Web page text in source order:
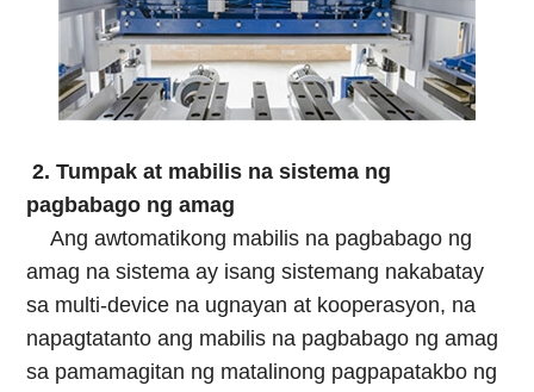
2. Tumpak at mabilis na sistema ng
pagbabago ng amag
Ang awtomatikong mabilis na pagbabago ng
amag na sistema ay isang sistemang nakabatay
sa multi-device na ugnayan at kooperasyon, na
napagtatanto ang mabilis na pagbabago ng amag
sa pamamagitan ng matalinong pagpapatakbo ng